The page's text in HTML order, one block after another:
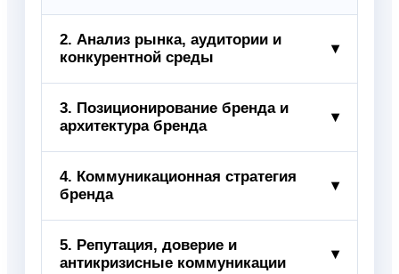
2. Анализ рынка, аудитории и
конкурентной среды
▾
Сбор и интерпретация рыночных
данных
Анализ объёма рынка и трендов
спроса
Портрет целевой аудитории и
потребностей клиента
3. Позиционирование бренда и
архитектура бренда
▾
Формулировка ключевого
обещания бренда
Платформа бренда: ценности,
личность, характер, тон
Архитектура бренда: монобренд,
4. Коммуникационная стратегия
бренда
▾
Каналы коммуникаций: owned,
earned, paid
5. Репутация, доверие и
антикризисные коммуникации
▾